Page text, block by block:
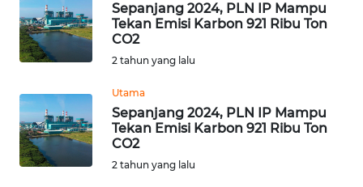
Sepanjang 2024, PLN IP Mampu
Tekan Emisi Karbon 921 Ribu Ton
CO2
2 tahun yang lalu
Utama
Sepanjang 2024, PLN IP Mampu
Tekan Emisi Karbon 921 Ribu Ton
CO2
2 tahun yang lalu
WN
BABEL
WN
SUMBAR
WN
SUMSEL